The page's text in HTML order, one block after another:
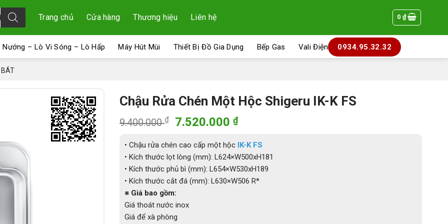
Trang chủ Cửa hàng Thương hiệu Liên hệ 0 ₫
Nướng – Lò Vi Sóng – Lò Hấp Máy Hút Mùi Thiết Bị Đồ Gia Dụng Bếp Gas Vali Điện 0934.95.32.32
BÁT
Chậu Rửa Chén Một Hộc Shigeru IK-K FS
9.400.000₫
Giá
là:
9.400.000 ₫.
7.520.000 ₫Giá
tại
là:
7.520.000 ₫.
• Chậu rửa chén cao cấp một hộc IK-K FS
• Kích thước lọt lòng (mm): L624×W500xH181
• Kích thước phủ bì (mm): L654×W530xH189
• Kích thước cắt đá (mm): L630×W506 R*
※ Giá bao gồm:
Giá thoát nước inox
Giá để xà phòng